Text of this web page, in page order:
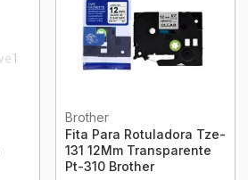
Brother
Fita Para Rotuladora Tze-
131 12Mm Transparente
Pt-310 Brother